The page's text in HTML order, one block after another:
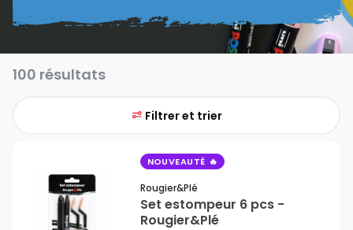
100 résultats
Filtrer et trier
NOUVEAUTÉ
Rougier&plé
Set estompeur 6 pcs -
Rougier&Plé